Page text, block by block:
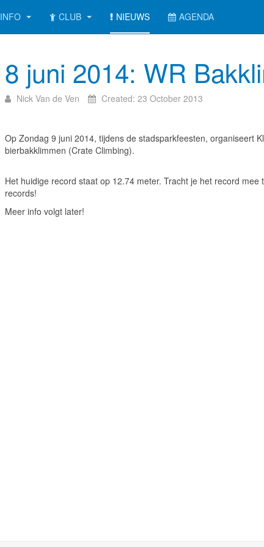
INFO CLUB NIEUWS AGENDA
8 juni 2014: WR
Nick Van de Ven Created: 23 October 2013
Op Zondag 9 juni 2014, tijdens de stadsparkfeesten, organiseert
bierbakklimmen (Crate Climbing).
Het huidige record staat op 12.74 meter. Tracht je het record
records!
Meer info volgt later!